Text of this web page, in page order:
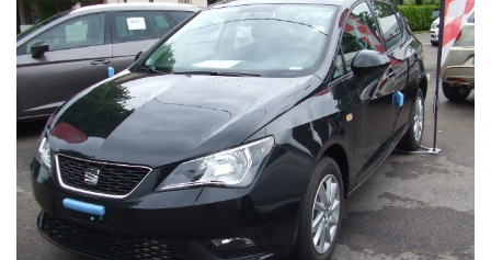
AREA COMMERCIANTI